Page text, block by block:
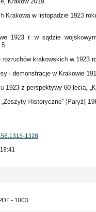
Krakowa w listopadzie 1923
1923 r. w sądzie
krakowskich w 1923
i demonstracje w Krakowie
1923 z perspektywy 60-lecia,
Historyczne” [Paryż]
1328
- 1003